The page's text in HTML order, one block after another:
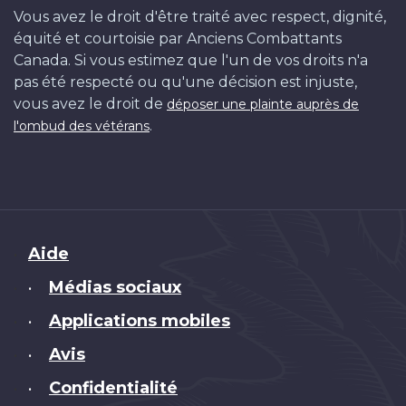
Vous avez le droit d'être traité avec respect, dignité,
équité et courtoisie par Anciens Combattants
Canada. Si vous estimez que l'un de vos droits n'a
pas été respecté ou qu'une décision est injuste,
vous avez le droit de déposer une plainte auprès de
l'ombud des vétérans.
Brand
Aide
• Médias sociaux
• Applications mobiles
• Avis
• Confidentialité